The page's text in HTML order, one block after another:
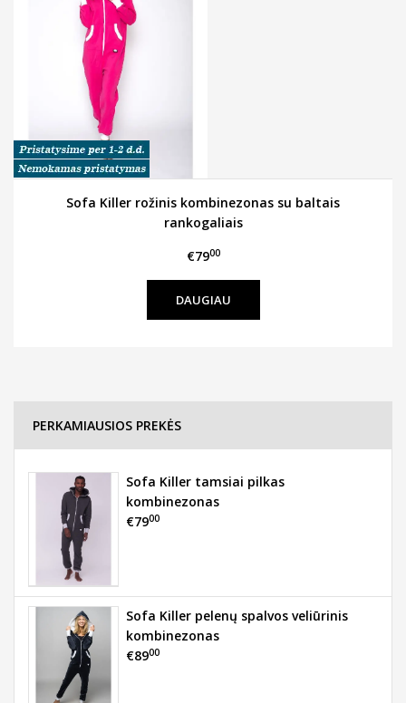
Sofa Killer rožinis kombinezonas su baltais
rankogaliais
€7900
DAUGIAU
PERKAMIAUSIOS PREKĖS
Sofa Killer tamsiai pilkas
kombinezonas
€7900
Sofa Killer pelenų spalvos veliūrinis
kombinezonas
€8900